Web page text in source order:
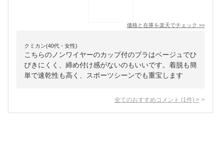
価格と在庫を楽天でチェック >>
クミカン(40代・女性)
こちらのノンワイヤーのカップ付のブラはベージュでひ
びきにくく、締め付け感がないのもいいです。着脱も簡
単で速乾性も高く、スポーツシーンでも重宝します
全てのおすすめコメント (1 件) >